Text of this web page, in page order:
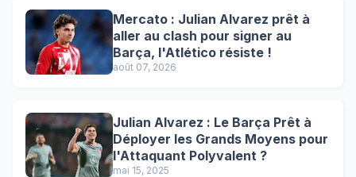
Mercato : Julian Alvarez prêt à
aller au clash pour signer au
Barça, l'Atlético résiste !
août 07, 2026
Julian Alvarez : Le Barça Prêt à
Déployer les Grands Moyens pour
l'Attaquant Polyvalent ?
mai 15, 2025